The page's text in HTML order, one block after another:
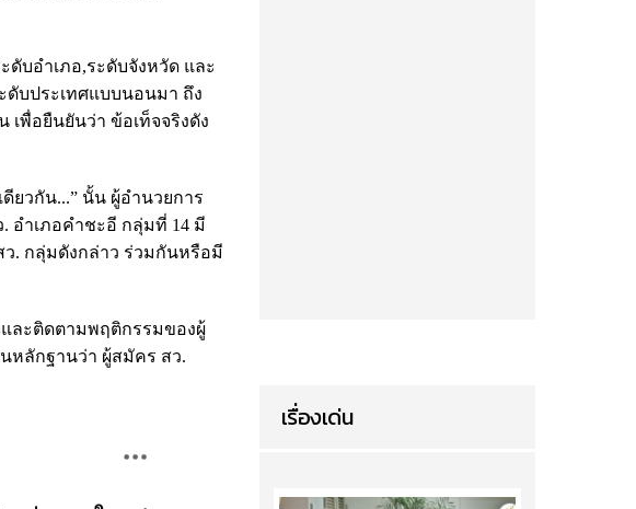
บอำเภอ,ระดับจังหวัด และ
ดับประเทศแบบนอนมา ถึง
เพื่อยืนยันว่า ข้อเท็จจริงดัง
ยวกัน...” นั้น ผู้อำนวยการ
อำเภอคำชะอี กลุ่มที่ 14 มี
ว. กลุ่มดังกล่าว ร่วมกันหรือมี
ละติดตามพฤติกรรมของผู้
หลักฐานว่า ผู้สมัคร สว.
เรื่องเด่น